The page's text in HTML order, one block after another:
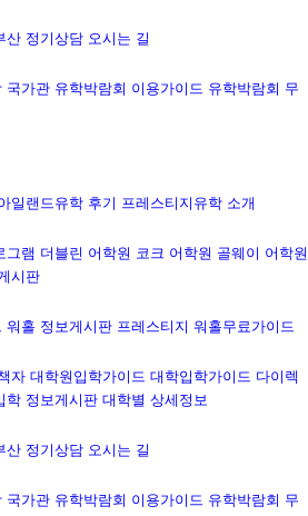
산 정기상담 오시는 길
국가관 유학박람회 이용가이드 유학박람회 무
일랜드유학 후기 프레스티지유학 소개
그램 더블린 어학원 코크 어학원 골웨이 어학원
시판
워홀 정보게시판 프레스티지 워홀무료가이드
자 대학원입학가이드 대학입학가이드 다이렉
학 정보게시판 대학별 상세정보
산 정기상담 오시는 길
국가관 유학박람회 이용가이드 유학박람회 무